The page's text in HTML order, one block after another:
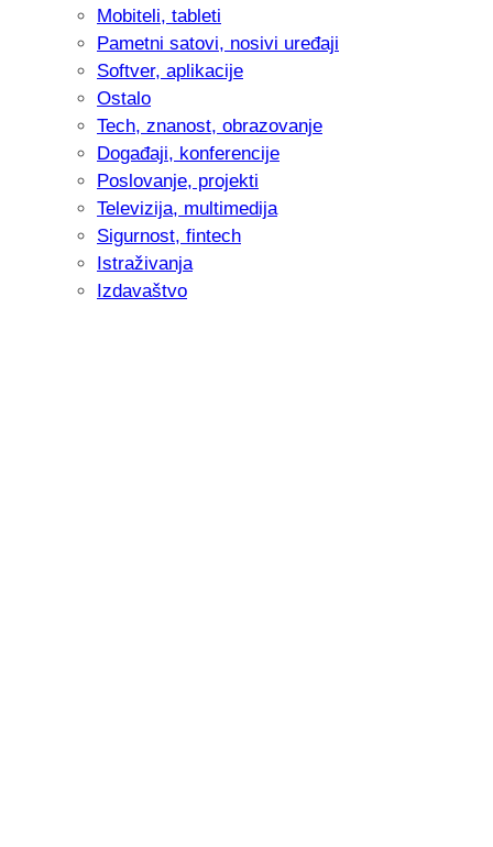
Mobiteli, tableti
Pametni satovi, nosivi uređaji
Softver, aplikacije
Ostalo
Tech, znanost, obrazovanje
Događaji, konferencije
Poslovanje, projekti
Televizija, multimedija
Sigurnost, fintech
Istraživanja
Izdavaštvo